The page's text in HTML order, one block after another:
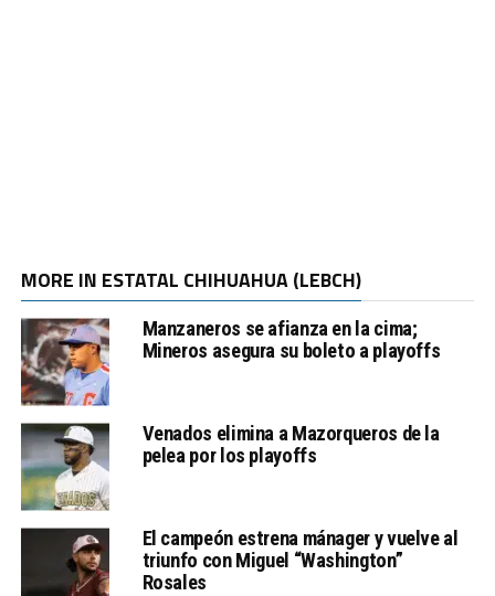
MORE IN ESTATAL CHIHUAHUA (LEBCH)
Manzaneros se afianza en la cima;
Mineros asegura su boleto a playoffs
Venados elimina a Mazorqueros de la
pelea por los playoffs
El campeón estrena mánager y vuelve al
triunfo con Miguel “Washington”
Rosales